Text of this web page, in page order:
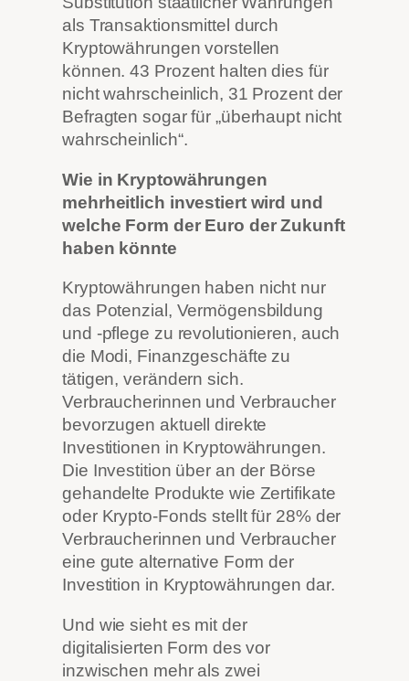
als Transaktionsmittel durch
Kryptowährungen vorstellen
können. 43 Prozent halten dies für
nicht wahrscheinlich, 31 Prozent der
Befragten sogar für „überhaupt nicht
wahrscheinlich“.
Wie in Kryptowährungen
mehrheitlich investiert wird und
welche Form der Euro der Zukunft
haben könnte
Kryptowährungen haben nicht nur
das Potenzial, Vermögensbildung
und -pflege zu revolutionieren, auch
die Modi, Finanzgeschäfte zu
tätigen, verändern sich.
Verbraucherinnen und Verbraucher
bevorzugen aktuell direkte
Investitionen in Kryptowährungen.
Die Investition über an der Börse
gehandelte Produkte wie Zertifikate
oder Krypto-Fonds stellt für 28% der
Verbraucherinnen und Verbraucher
eine gute alternative Form der
Investition in Kryptowährungen dar.
Und wie sieht es mit der
digitalisierten Form des vor
inzwischen mehr als zwei